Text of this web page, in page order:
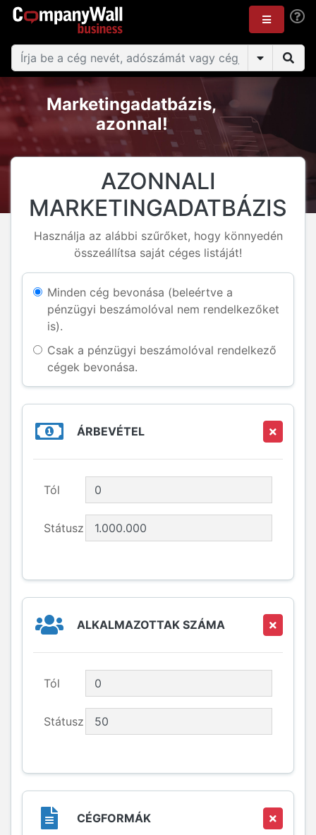
Marketingadatbázis,
azonnal!
AZONNALI
MARKETINGADATBÁZIS
Használja az alábbi szűrőket, hogy könnyedén
összeállítsa saját céges listáját!
Minden cég bevonása (beleértve a
pénzügyi beszámolóval nem rendelkezőket
is).
Csak a pénzügyi beszámolóval rendelkező
cégek bevonása.
ÁRBEVÉTEL
Tól
Státusz
ALKALMAZOTTAK SZÁMA
Tól
Státusz
CÉGFORMÁK